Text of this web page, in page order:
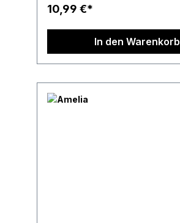
10,99 €*
In den Warenkorb